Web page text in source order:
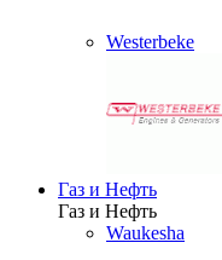
Westerbeke
Газ и Нефть
Газ и Нефть
Waukesha